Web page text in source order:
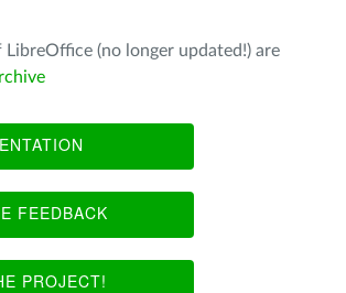
(no longer updated!) are
FEEDBACK
PROJECT!